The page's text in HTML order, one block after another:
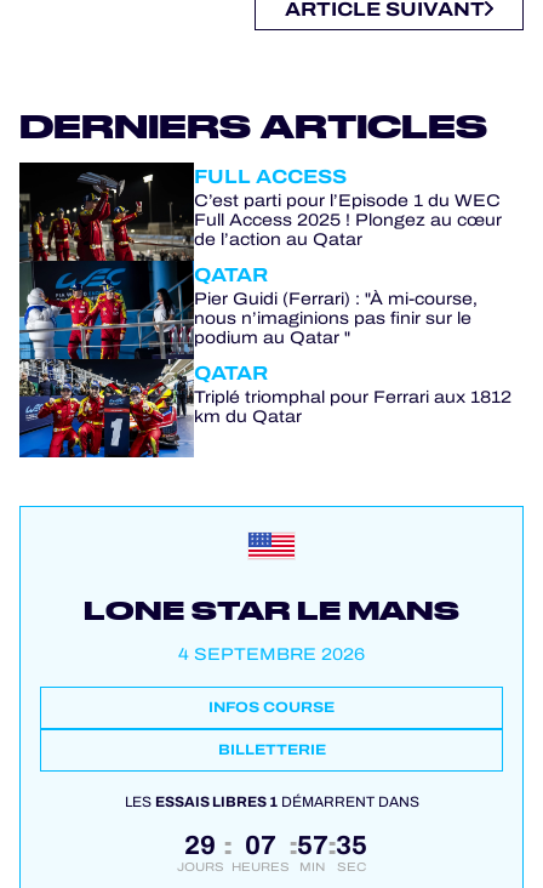
ARTICLE SUIVANT
DERNIERS ARTICLES
FULL ACCESS
C’est parti pour l’Episode 1 du WEC
Full Access 2025 ! Plongez au cœur
de l’action au Qatar
QATAR
Pier Guidi (Ferrari) : "À mi-course,
nous n’imaginions pas finir sur le
podium au Qatar "
QATAR
Triplé triomphal pour Ferrari aux 1812
km du Qatar
LONE STAR LE MANS
4 SEPTEMBRE 2026
INFOS COURSE
BILLETTERIE
LESESSAIS LIBRES 1DÉMARRENT DANS
29
JOURS
: 07
HEURES
:57
MIN
:34
SEC